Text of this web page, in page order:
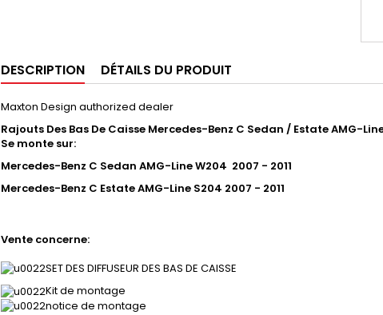
DESCRIPTION DÉTAILS DU PRODUIT
Maxton Design authorized dealer
Rajouts Des Bas De Caisse Mercedes-Benz C Sedan / Estate AMG-
Se monte sur:
Mercedes-Benz C Sedan AMG-Line W204 2007 - 2011
Mercedes-Benz C Estate AMG-Line S204 2007 - 2011
Vente concerne:
SET DES DIFFUSEUR DES BAS DE CAISSE
Kit de montage
notice de montage